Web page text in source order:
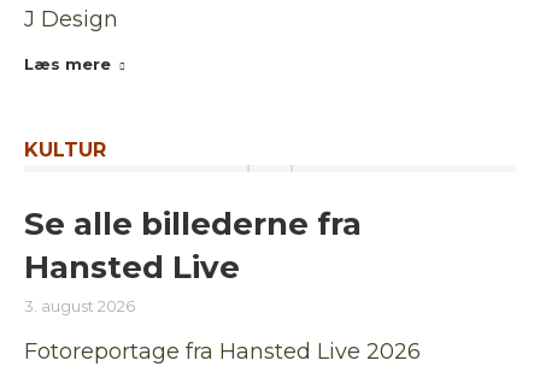
J Design
Læs mere
KULTUR
Se alle billederne fra
Hansted Live
3. august 2026
Fotoreportage fra Hansted Live 2026